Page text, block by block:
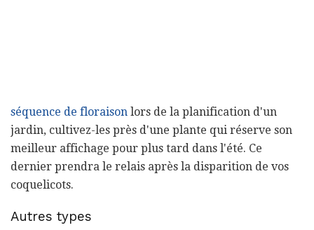
séquence de floraison lors de la planification d'un
jardin, cultivez-les près d'une plante qui réserve son
meilleur affichage pour plus tard dans l'été. Ce
dernier prendra le relais après la disparition de vos
coquelicots.
Autres types